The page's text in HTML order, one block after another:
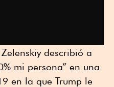
describió a
mi persona” en una
en la que Trump le